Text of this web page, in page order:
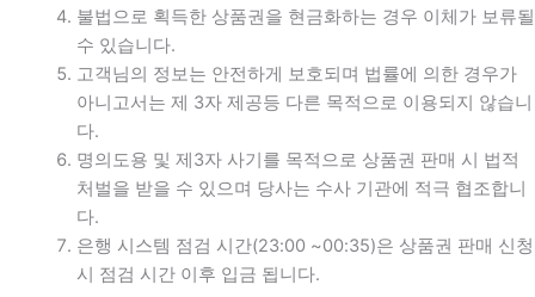
불법으로 획득한 상품권을 현금화하는 경우 이체가 보류될
수 있습니다.
고객님의 정보는 안전하게 보호되며 법률에 의한 경우가
아니고서는 제 3자 제공등 다른 목적으로 이용되지 않습니
다.
명의도용 및 제3자 사기를 목적으로 상품권 판매 시 법적
처벌을 받을 수 있으며 당사는 수사 기관에 적극 협조합니
다.
은행 시스템 점검 시간(23:00 ~00:35)은 상품권 판매 신청
시 점검 시간 이후 입금 됩니다.